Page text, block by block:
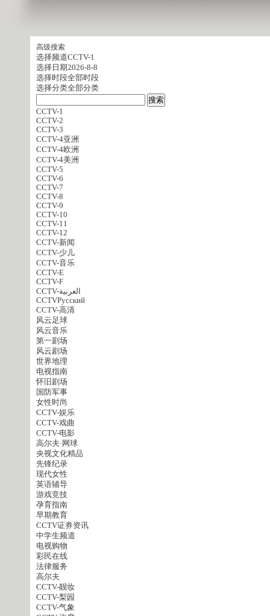
高级搜索
选择频道CCTV-1
选择日期2026-8-8
选择时段全部时段
选择分类全部分类
CCTV-1
CCTV-2
CCTV-3
CCTV-4亚洲
CCTV-4欧洲
CCTV-4美洲
CCTV-5
CCTV-6
CCTV-7
CCTV-8
CCTV-9
CCTV-10
CCTV-11
CCTV-12
CCTV-新闻
CCTV-少儿
CCTV-音乐
CCTV-E
CCTV-F
CCTV-العربية
CCTVPусский
CCTV-高清
风云足球
风云音乐
第一剧场
风云剧场
世界地理
电视指南
怀旧剧场
国防军事
女性时尚
CCTV-娱乐
CCTV-戏曲
CCTV-电影
高尔夫·网球
央视文化精品
先锋纪录
现代女性
英语辅导
游戏竞技
孕育指南
早期教育
CCTV证券资讯
中学生频道
电视购物
彩民在线
法律服务
高尔夫
CCTV-靓妆
CCTV-梨园
CCTV-气象